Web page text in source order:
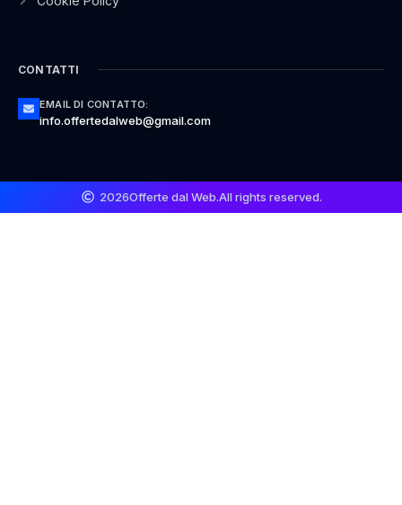
CONTATTI
EMAIL DI CONTATTO:
info.offertedalweb@gmail.com
2026Offerte dal Web.All rights reserved.